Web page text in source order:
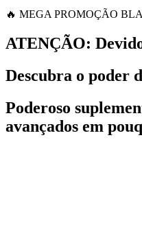
🔥 MEGA PROMOÇÃO
ATENÇÃO:
Descubra o poder
Poderoso
avançados em